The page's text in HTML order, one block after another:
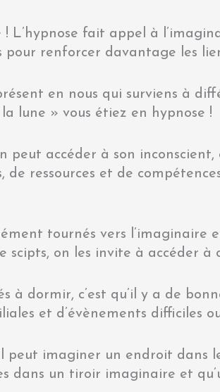
! L’hypnose fait appel à
pour renforcer davantage les
en nous qui surviens à
lune » vous étiez en hypnose !
peut accéder à son
ressources et de
tournés vers l’imaginaire
scipts, on les invite à accéder
à dormir, c’est qu’il y a de
et d’évènements difficiles
Il peut imaginer un endroit dans
dans un tiroir imaginaire et